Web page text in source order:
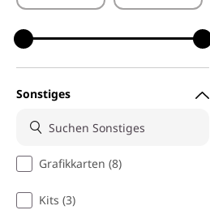
ü
Sonstiges
Grafikkarten (8)
Kits (3)